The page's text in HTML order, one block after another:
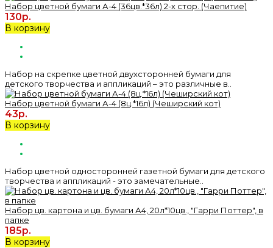
Набор цветной бумаги А-4 (36цв.*36л) 2-х стор. (Чаепитие)
130р.
В корзину
Набор на скрепке цветной двухсторонней бумаги для
детского творчества и аппликаций – это различные в..
Набор цветной бумаги А-4 (8ц.*16л) (Чеширский кот)
43р.
В корзину
Набор цветной односторонней газетной бумаги для детского
творчества и аппликаций - это замечательные..
Набор цв. картона и цв. бумаги А4, 20л*10цв., "Гарри Поттер", в
папке
185р.
В корзину